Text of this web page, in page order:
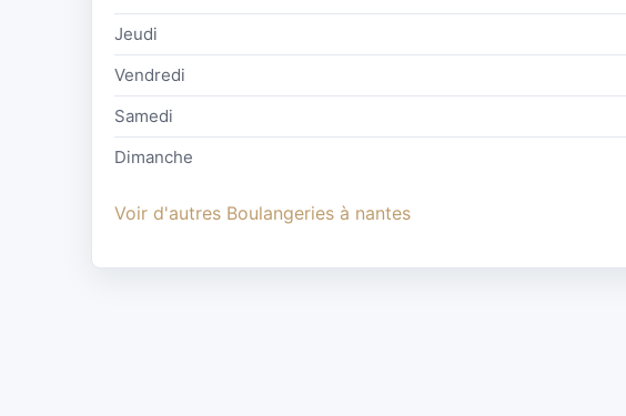
Jeudi
Vendredi
Samedi
Dimanche
Voir d'autres Boulangeries à nantes